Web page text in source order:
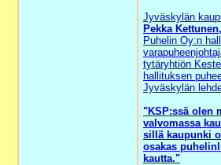
Jyväskylän
Pekka
Puhelin Oy:n
tytäryhtiön
hallituksen
Jyväskylän
"KSP:ssä olen
valvomassa
sillä kaupunki
osakas
kautta."